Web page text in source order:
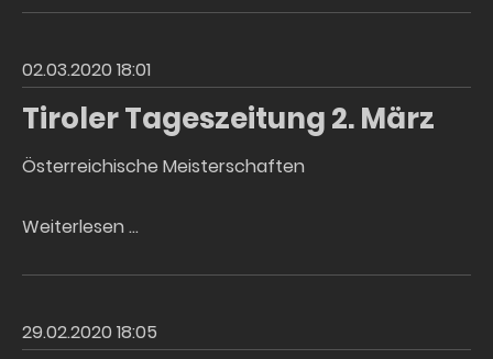
2020
02.03.2020 18:01
Tiroler Tageszeitung 2. März
Österreichische Meisterschaften
Weiterlesen …
2.
29.02.2020 18:05